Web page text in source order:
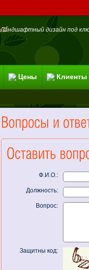
Ландшафтный дизайн под
Цены Клиенты
Ф.И.О.:
Должность:
Вопрос:
Защитны код: